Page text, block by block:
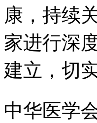
康，持续
家进行深
建立，切
中华医学